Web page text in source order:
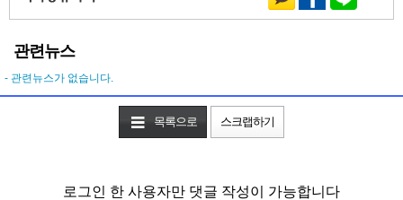
관련뉴스
- 관련뉴스가 없습니다.
목록으로 스크랩하기
로그인 한 사용자만 댓글 작성이 가능합니다